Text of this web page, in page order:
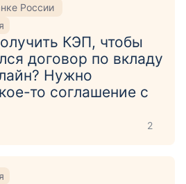
России
КЭП, чтобы
договор по вкладу
Нужно
то соглашение с
2